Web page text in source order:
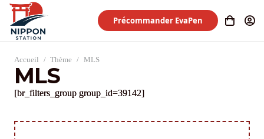
Précommander EvaPen
Accueil / Thème / MLS
MLS
[br_filters_group group_id=39142]